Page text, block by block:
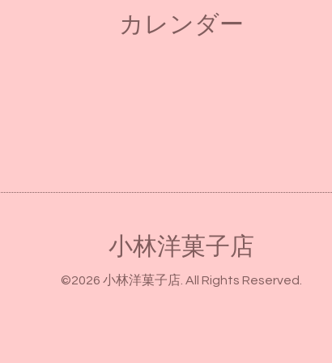
カレンダー
小林洋菓子店
©2026 小林洋菓子店. All Rights Reserved.